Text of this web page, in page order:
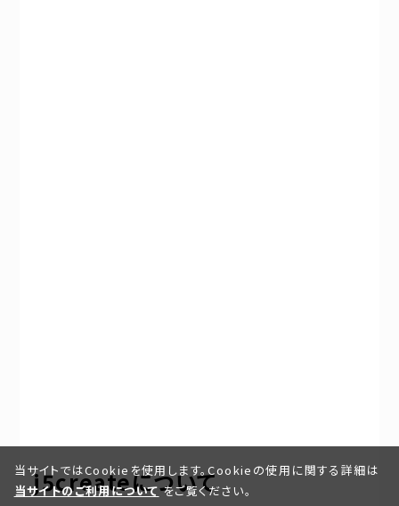
j5createについて
当サイトではCookieを使用します。Cookieの使用に関する詳細は
当サイトのご利用についてをご覧ください。